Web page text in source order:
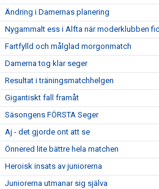
Ändring i Damernas planering
Nygammalt ess i Alfta när moderklubben
Fartfylld och målglad morgonmatch
Damerna tog klar seger
Resultat i träningsmatchhelgen
Gigantiskt fall framåt
Säsongens FÖRSTA Seger
Aj - det gjorde ont att se
Önnered lite bättre hela matchen
Heroisk insats av juniorerna
Juniorerna utmanar sig själva